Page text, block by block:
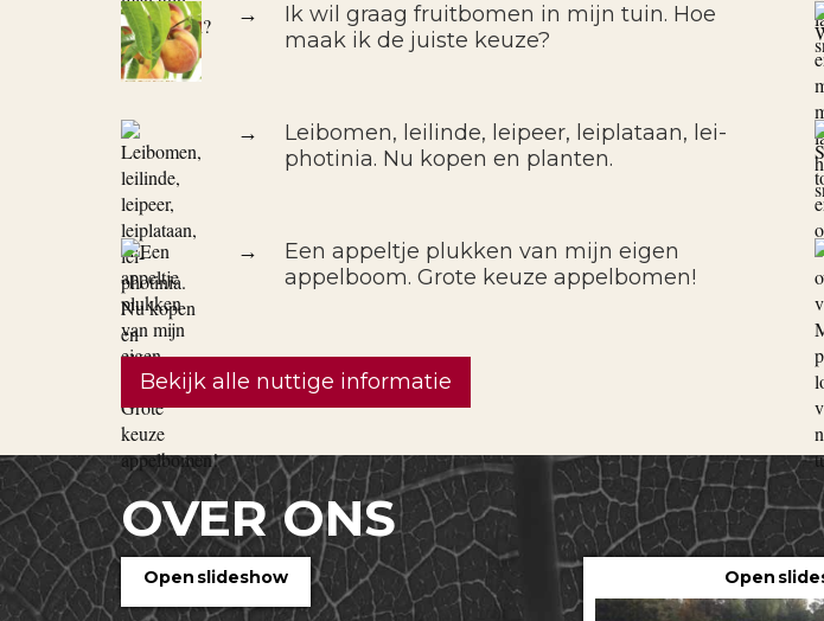
→
Ik wil graag fruitbomen in mijn tuin. Hoe
maak ik de juiste keuze?
→
Leibomen, leilinde, leipeer, leiplataan, lei-
photinia. Nu kopen en planten.
→
Een appeltje plukken van mijn eigen
appelboom. Grote keuze appelbomen!
Bekijk alle nuttige informatie
OVER ONS
Open slideshow Open